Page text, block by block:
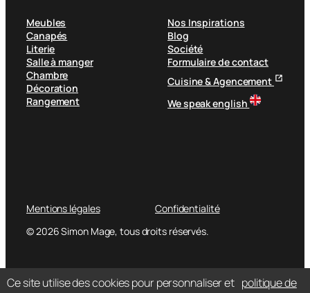
Meubles
Canapés
Literie
Salle à manger
Chambre
Décoration
Rangement
Nos Inspirations
Blog
Société
Formulaire de contact
Cuisine & Agencement
We speak english
Mentions légales
Confidentialité
© 2026 Simon Mage, tous droits réservés.
Ce site utilise des cookies pour personnaliser et politique de